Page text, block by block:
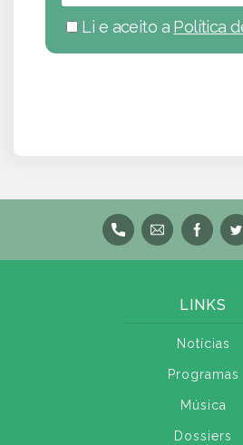
Li e aceito a Política
LINKS
Notícias
Programas
Música
Dossiers